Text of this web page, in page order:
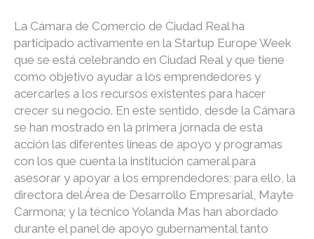
La Cámara de Comercio de Ciudad Real ha
participado activamente en la Startup Europe Week
que se está celebrando en Ciudad Real y que tiene
como objetivo ayudar a los emprendedores y
acercarles a los recursos existentes para hacer
crecer su negocio. En este sentido, desde la Cámara
se han mostrado en la primera jornada de esta
acción las diferentes líneas de apoyo y programas
con los que cuenta la institución cameral para
asesorar y apoyar a los emprendedores; para ello, la
directora del Área de Desarrollo Empresarial, Mayte
Carmona; y la técnico Yolanda Mas han abordado
durante el panel de apoyo gubernamental tanto